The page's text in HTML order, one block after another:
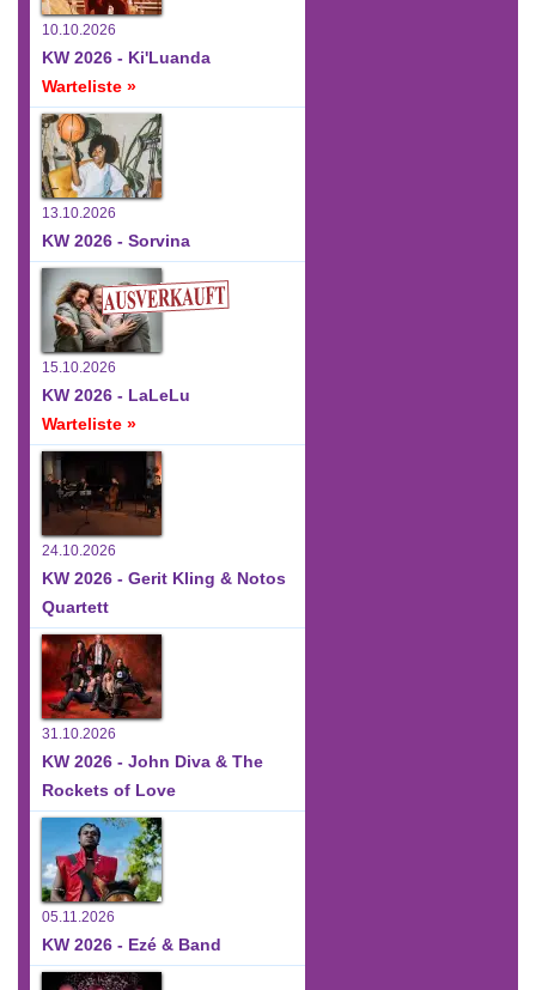
10.10.2026
KW 2026 - Ki'Luanda
Warteliste »
13.10.2026
KW 2026 - Sorvina
15.10.2026
KW 2026 - LaLeLu
Warteliste »
24.10.2026
KW 2026 - Gerit Kling & Notos
Quartett
31.10.2026
KW 2026 - John Diva & The
Rockets of Love
05.11.2026
KW 2026 - Ezé & Band